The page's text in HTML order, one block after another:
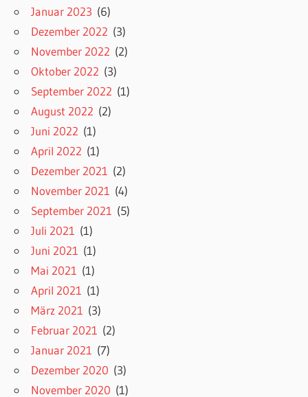
Januar 2023 (6)
Dezember 2022 (3)
November 2022 (2)
Oktober 2022 (3)
September 2022 (1)
August 2022 (2)
Juni 2022 (1)
April 2022 (1)
Dezember 2021 (2)
November 2021 (4)
September 2021 (5)
Juli 2021 (1)
Juni 2021 (1)
Mai 2021 (1)
April 2021 (1)
März 2021 (3)
Februar 2021 (2)
Januar 2021 (7)
Dezember 2020 (3)
November 2020 (1)